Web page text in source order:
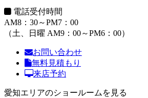
電話受付時間
AM8：30～PM7：00
（土、日曜 AM9：00～PM6：00）
お問い合わせ
無料見積もり
来店予約
愛知エリアのショールームを見る